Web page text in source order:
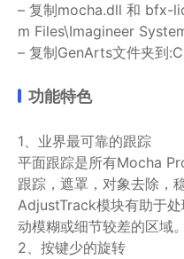
– 复制mocha.dll 和 bfx-
m Files\Imagineer
– 复制GenArts文件夹到
功能特色
1、业界最可靠的跟踪
平面跟踪是所有Mocha
跟踪，遮罩，对象去除，
AdjustTrack模块有助于
动模糊或细节较差的区域。
2、按键少的旋转